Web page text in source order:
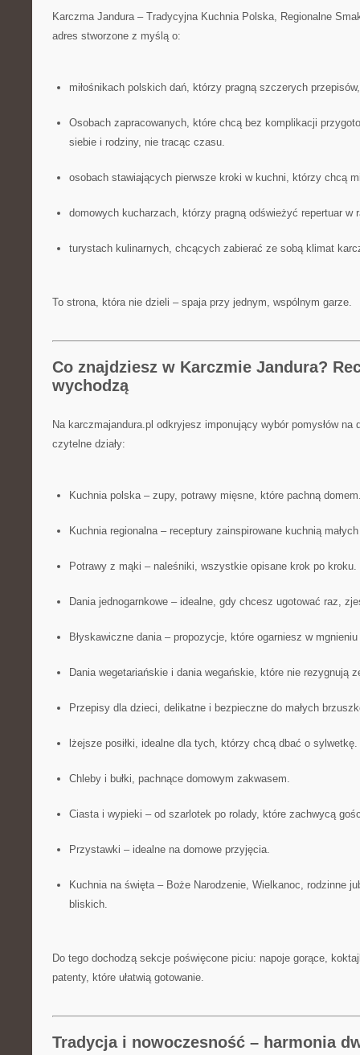
Karczma Jandura – Tradycyjna Kuchnia Polska, Regionalne
adres stworzone z myślą o:
miłośnikach polskich dań, którzy pragną szczerych
Osobach zapracowanych, które chcą bez komplikacji
siebie i rodziny, nie tracąc czasu.
osobach stawiających pierwsze kroki w kuchni, którzy chcą
domowych kucharzach, którzy pragną odświeżyć repertuar w
turystach kulinarnych, chcących zabierać ze sobą klimat
To strona, która nie dzieli – spaja przy jednym, wspólnym garze.
Co znajdziesz w Karczmie Jandura?
wychodzą
Na karczmajandura.pl odkryjesz imponujący wybór pomysłów na
czytelne działy:
Kuchnia polska – zupy, potrawy mięsne, które pachną
Kuchnia regionalna – receptury zainspirowane kuchnią
Potrawy z mąki – naleśniki, wszystkie opisane krok po kroku.
Dania jednogarnkowe – idealne, gdy chcesz ugotować raz,
Błyskawiczne dania – propozycje, które ogarniesz w
Dania wegetariańskie i dania wegańskie, które nie rezygnują
Przepisy dla dzieci, delikatne i bezpieczne do małych
lżejsze posiłki, idealne dla tych, którzy chcą dbać o sylwetkę.
Chleby i bułki, pachnące domowym zakwasem.
Ciasta i wypieki – od szarlotek po rolady, które zachwycą
Przystawki – idealne na domowe przyjęcia.
Kuchnia na święta – Boże Narodzenie, Wielkanoc, rodzinne
bliskich.
Do tego dochodzą sekcje poświęcone piciu: napoje gorące,
patenty, które ułatwią gotowanie.
Tradycja i nowoczesność – harmonia